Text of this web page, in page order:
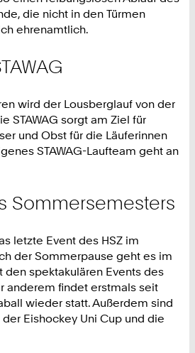
die nicht in den Türmen
ehrenamtlich.
wird der Lousberglauf von der
STAWAG sorgt am Ziel für
und Obst für die Läuferinnen
STAWAG-Laufteam geht an
Sommersemesters
letzte Event des HSZ im
der Sommerpause geht es im
den spektakulären Events des
anderem findet erstmals seit
wieder statt. Außerdem sind
Eishockey Uni Cup und die